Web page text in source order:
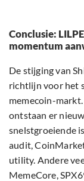
Conclusie:
momentum
De stijging van
richtlijn voor het
memecoin-
ontstaan er
snelstgroeiende is
audit,
utility. Andere
MemeCore,